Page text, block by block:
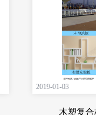
2019-01-03
木塑复